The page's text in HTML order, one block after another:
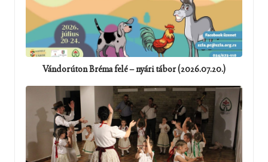
Vándorúton Bréma felé – nyári tábor (2026.07.20.)